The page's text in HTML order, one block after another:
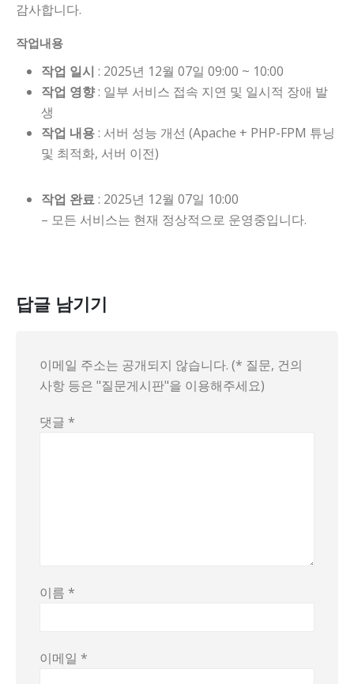
감사합니다.
작업내용
작업 일시 : 2025년 12월 07일 09:00 ~ 10:00
작업 영향: 일부 서비스 접속 지연 및 일시적 장애 발
생
작업 내용: 서버 성능 개선 (Apache + PHP-FPM 튜닝
및 최적화, 서버 이전)
작업 완료: 2025년 12월 07일 10:00
– 모든 서비스는 현재 정상적으로 운영중입니다.
답글 남기기
이메일 주소는 공개되지 않습니다. (* 질문, 건의
사항 등은 "질문게시판"을 이용해주세요)
댓글 *
이름 *
이메일 *